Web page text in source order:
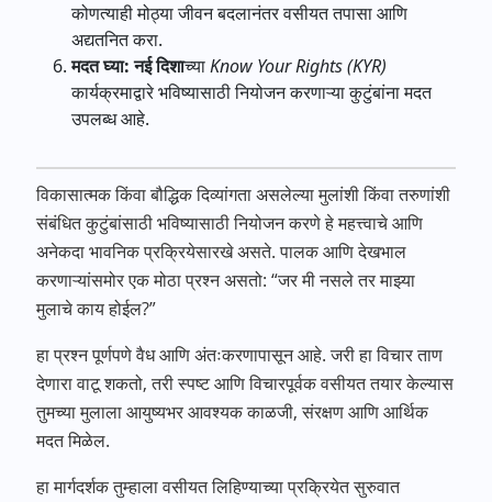
कोणत्याही मोठ्या जीवन बदलानंतर वसीयत तपासा आणि
अद्यतनित करा.
मदत घ्या: नई दिशाच्याKnow Your Rights (KYR)
कार्यक्रमाद्वारे भविष्यासाठी नियोजन करणाऱ्या कुटुंबांना मदत
उपलब्ध आहे.
विकासात्मक किंवा बौद्धिक दिव्यांगता असलेल्या मुलांशी किंवा तरुणांशी
संबंधित कुटुंबांसाठी भविष्यासाठी नियोजन करणे हे महत्त्वाचे आणि
अनेकदा भावनिक प्रक्रियेसारखे असते. पालक आणि देखभाल
करणाऱ्यांसमोर एक मोठा प्रश्न असतो: “जर मी नसले तर माझ्या
मुलाचे काय होईल?”
हा प्रश्न पूर्णपणे वैध आणि अंतःकरणापासून आहे. जरी हा विचार ताण
देणारा वाटू शकतो, तरी स्पष्ट आणि विचारपूर्वक वसीयत तयार केल्यास
तुमच्या मुलाला आयुष्यभर आवश्यक काळजी, संरक्षण आणि आर्थिक
मदत मिळेल.
हा मार्गदर्शक तुम्हाला वसीयत लिहिण्याच्या प्रक्रियेत सुरुवात